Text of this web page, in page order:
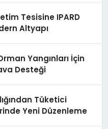
Tesisine IPARD
Altyapı
Yangınları İçin
Desteği
Tüketici
Yeni Düzenleme